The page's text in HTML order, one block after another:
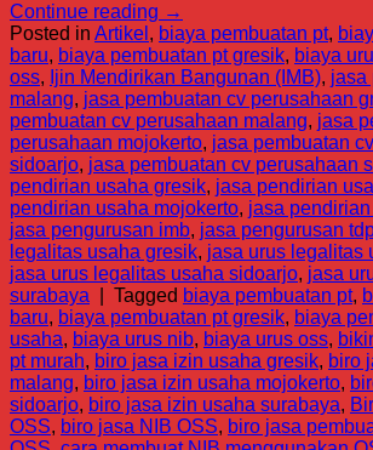
Continue reading →
Posted in Artikel , biaya pembuatan pt,
baru, biaya pembuatan pt gresik, biaya
oss, Ijin Mendirikan Bangunan (IMB), jasa
malang, jasa pembuatan cv perusahaan
pembuatan cv perusahaan malang, jasa
perusahaan mojokerto, jasa pembuatan
sidoarjo, jasa pembuatan cv perusahaan
pendirian usaha gresik, jasa pendirian
pendirian usaha mojokerto, jasa
jasa pengurusan imb, jasa pengurusan
legalitas usaha gresik, jasa urus legalitas
jasa urus legalitas usaha sidoarjo, jasa
surabaya
Tagged biaya pembuatan pt,
baru, biaya pembuatan pt gresik, biaya
usaha, biaya urus nib, biaya urus oss,
pt murah, biro jasa izin usaha gresik, biro
malang, biro jasa izin usaha mojokerto,
sidoarjo, biro jasa izin usaha surabaya,
OSS, biro jasa NIB OSS, biro jasa